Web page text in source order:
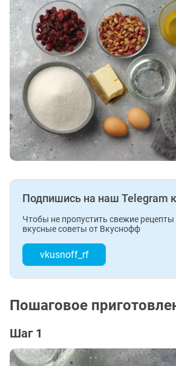
Подпишись на наш Telegram
Чтобы не пропустить свежие рецепты
вкусные советы от Вкуснофф
vkusnoff_rf
Пошаговое
Шаг 1